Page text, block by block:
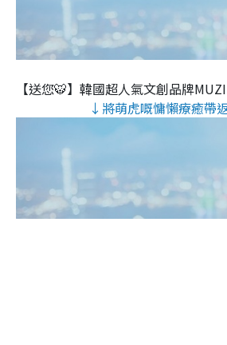
【送您🐯】韓國超人氣文創品牌
↓將萌虎嘅慵懶療癒帶